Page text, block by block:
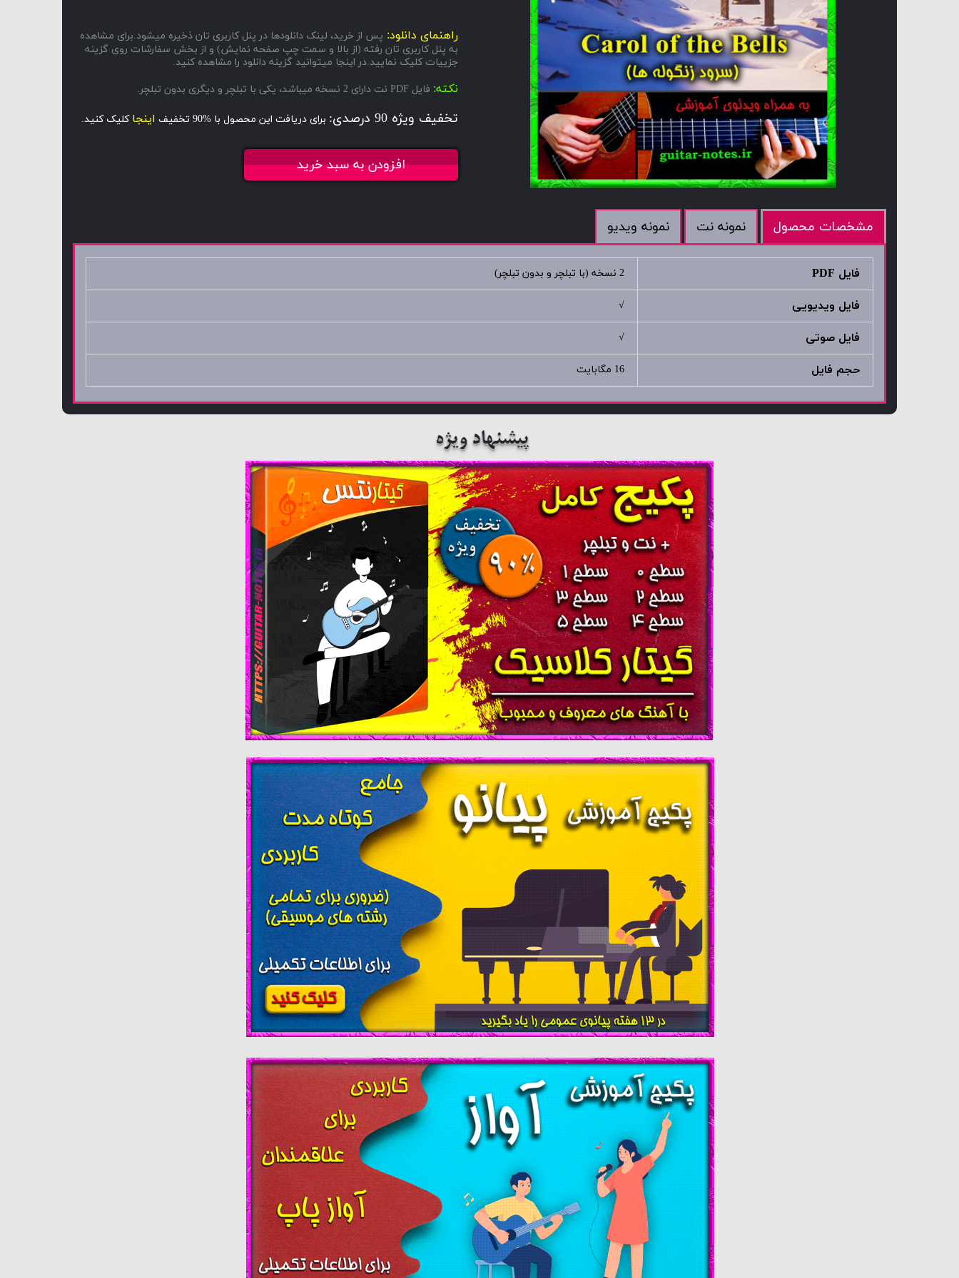
راهنمای دانلود: پس از خرید، لینک دانلودها در پنل کاربری تان ذخیره میشود.برای مشاهده
به پنل کاربری تان رفته (از بالا و سمت چپ صفحه نمایش) و از بخش سفارشات روی گزینه
جزییات کلیک نمایید.در اینجا میتوانید گزینه دانلود را مشاهده کنید.
نکته: فایل PDF نت دارای 2 نسخه میباشد، یکی با تبلچر و دیگری بدون تبلچر.
تخفیف ویژه 90 درصدی: برای دریافت این محصول با %90 تخفیف اینجا کلیک کنید.
افزودن به سبد خرید
مشخصات محصول نمونه نت نمونه ویدیو
فایل PDF 2 نسخه (با تبلچر و بدون تبلچر)
فایل ویدیویی √
فایل صوتی √
حجم فایل 16 مگابایت
پیشنهاد ویژه